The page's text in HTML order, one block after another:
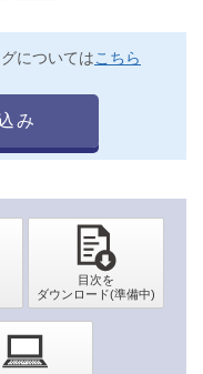
についてはこちら
み